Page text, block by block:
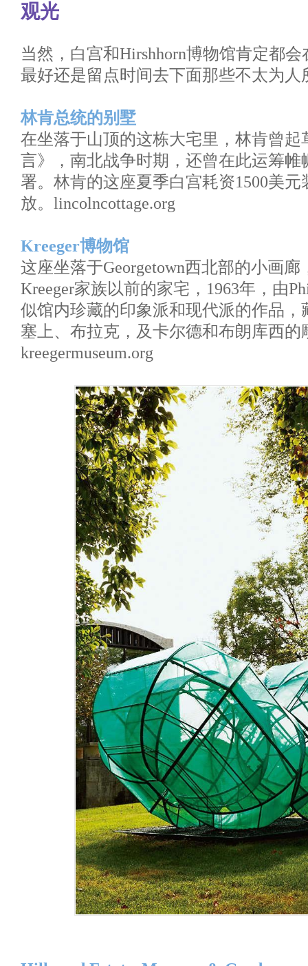
观光
当然，白宫和Hirshhorn博物馆肯定都
最好还是留点时间去下面那些不太为人
林肯总统的别墅
在坐落于山顶的这栋大宅里，林肯曾起
言》，南北战争时期，还曾在此运筹
署。林肯的这座夏季白宫耗资1500美
放。lincolncottage.org
Kreeger博物馆
这座坐落于Georgetown西北部的小画
Kreeger家族以前的家宅，1963年，由
似馆内珍藏的印象派和现代派的作品
塞上、布拉克，及卡尔德和布朗库西的
kreegermuseum.org